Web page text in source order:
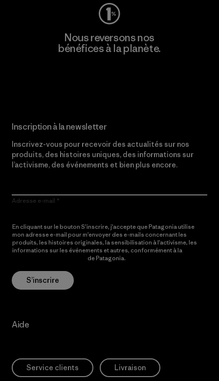
Nous reversons nos
bénéfices à la planète.
Inscription à la newsletter
Inscrivez-vous pour recevoir des actualités sur nos
produits, des histoires uniques, des informations sur
l’activisme, des événements et bien plus encore.
Adresse e-mail
En cliquant sur le bouton S’inscrire, j’accepte que Patagonia utilise
mon adresse e-mail pour m’envoyer des e-mails concernant les
produits, les histoires originales, la sensibilisation à l’activisme, les
informations sur les événements et autres, conformément à la
de Patagonia.
S’inscrire
Aide
Service clients Livraison